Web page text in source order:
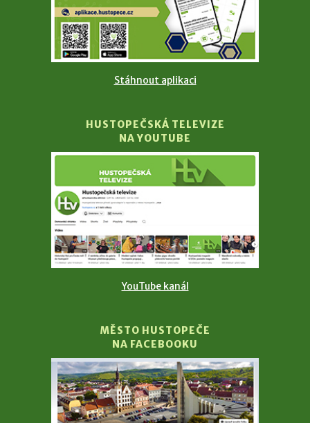
Stáhnout aplikaci
HUSTOPEČSKÁ TELEVIZE
NA YOUTUBE
YouTube kanál
MĚSTO HUSTOPEČE
NA FACEBOOKU